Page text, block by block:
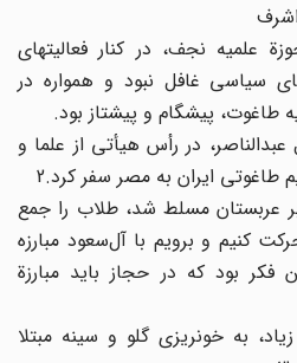
علمیه نجف، در کنار فعالیتهای
سیاسی غافل نبود و همواره در
پیشگام و پیشتاز بود.
در رأس هیأتی از علما و
ایران به مصر سفر کرد.2
مسلط شد، طلاب را جمع
کنیم و برویم با آل‌سعود مبارزه
بود که در حجاز باید مبارزة
به خونریزی گلو و سینه مبتلا